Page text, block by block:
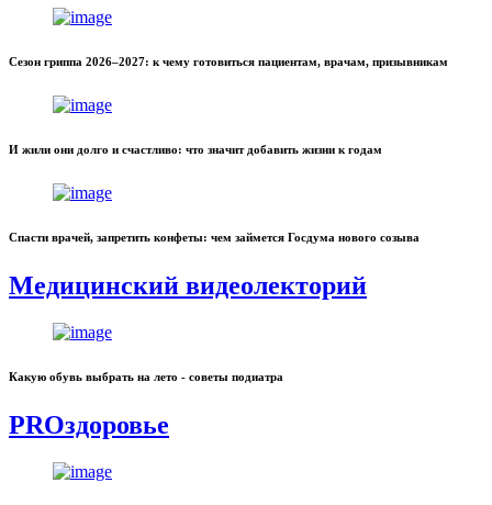
Сезон гриппа 2026–2027: к чему готовиться пациентам, врачам, призывникам
И жили они долго и счастливо: что значит добавить жизни к годам
Спасти врачей, запретить конфеты: чем займется Госдума нового созыва
Медицинский видеолекторий
Какую обувь выбрать на лето - советы подиатра
PROздоровье